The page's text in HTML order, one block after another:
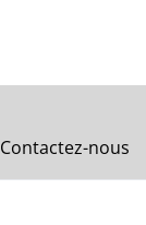
Contactez-nous